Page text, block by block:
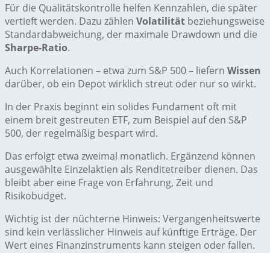
Für die Qualitätskontrolle helfen Kennzahlen, die später
vertieft werden. Dazu zählen Volatilität beziehungsweise
Standardabweichung, der maximale Drawdown und die
Sharpe-Ratio.
Auch Korrelationen – etwa zum S&P 500 – liefern Wissen
darüber, ob ein Depot wirklich streut oder nur so wirkt.
In der Praxis beginnt ein solides Fundament oft mit
einem breit gestreuten ETF, zum Beispiel auf den S&P
500, der regelmäßig bespart wird.
Das erfolgt etwa zweimal monatlich. Ergänzend können
ausgewählte Einzelaktien als Renditetreiber dienen. Das
bleibt aber eine Frage von Erfahrung, Zeit und
Risikobudget.
Wichtig ist der nüchterne Hinweis: Vergangenheitswerte
sind kein verlässlicher Hinweis auf künftige Erträge. Der
Wert eines Finanzinstruments kann steigen oder fallen.